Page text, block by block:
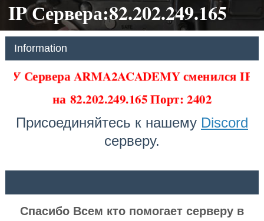
IP Сервера:82.202.249.165
Information
У Сервера ARMA2ACADEMY сменился IP
на82.202.249.165 Порт: 2402
Присоединяйтесь к нашему Discord
серверу.
Спасибо Всем кто помогает серверу в